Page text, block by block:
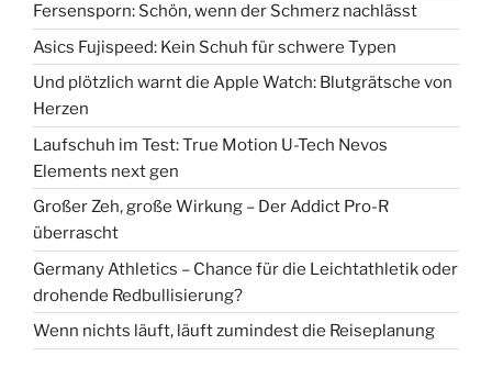
Fersensporn: Schön, wenn der Schmerz nachlässt
Asics Fujispeed: Kein Schuh für schwere Typen
Und plötzlich warnt die Apple Watch: Blutgrätsche von
Herzen
Laufschuh im Test: True Motion U-Tech Nevos
Elements next gen
Großer Zeh, große Wirkung – Der Addict Pro-R
überrascht
Germany Athletics – Chance für die Leichtathletik oder
drohende Redbullisierung?
Wenn nichts läuft, läuft zumindest die Reiseplanung